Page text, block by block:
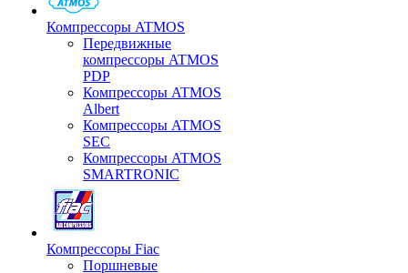
Компрессоры ATMOS
Передвижные
компрессоры ATMOS
PDP
Компрессоры ATMOS
Albert
Компрессоры ATMOS
SEC
Компрессоры ATMOS
SMARTRONIC
Компрессоры Fiac
Поршневые